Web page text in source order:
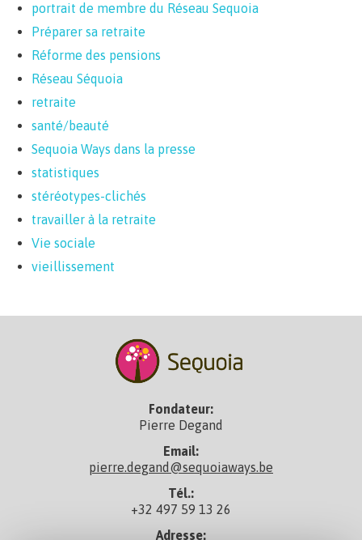
portrait de membre du Réseau Sequoia
Préparer sa retraite
Réforme des pensions
Réseau Séquoia
retraite
santé/beauté
Sequoia Ways dans la presse
statistiques
stéréotypes-clichés
travailler à la retraite
Vie sociale
vieillissement
Fondateur:
Pierre Degand
Email:
pierre.degand@sequoiaways.be
Tél.:
+32 497 59 13 26
Adresse: